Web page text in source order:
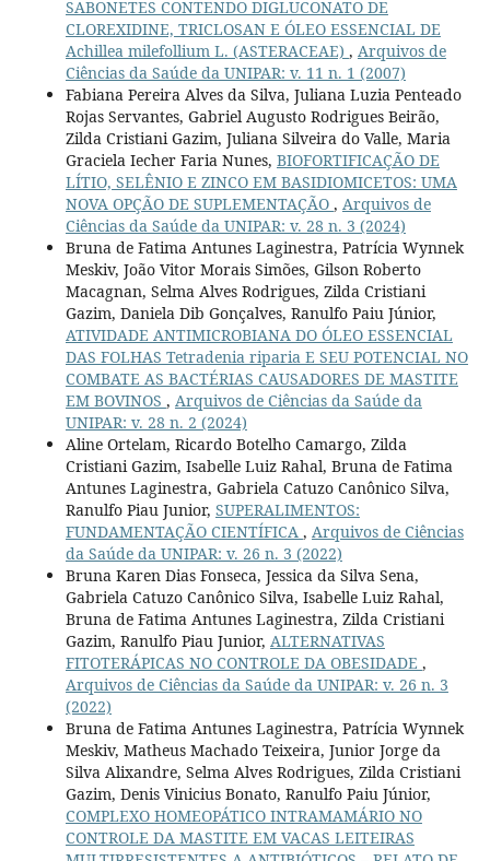
SABONETES CONTENDO DIGLUCONATO DE
CLOREXIDINE, TRICLOSAN E ÓLEO ESSENCIAL DE
Achillea milefollium L. (ASTERACEAE) , Arquivos de
Ciências da Saúde da UNIPAR: v. 11 n. 1 (2007)
Fabiana Pereira Alves da Silva, Juliana Luzia Penteado
Rojas Servantes, Gabriel Augusto Rodrigues Beirão,
Zilda Cristiani Gazim, Juliana Silveira do Valle, Maria
Graciela Iecher Faria Nunes, BIOFORTIFICAÇÃO DE
LÍTIO, SELÊNIO E ZINCO EM BASIDIOMICETOS: UMA
NOVA OPÇÃO DE SUPLEMENTAÇÃO , Arquivos de
Ciências da Saúde da UNIPAR: v. 28 n. 3 (2024)
Bruna de Fatima Antunes Laginestra, Patrícia Wynnek
Meskiv, João Vitor Morais Simões, Gilson Roberto
Macagnan, Selma Alves Rodrigues, Zilda Cristiani
Gazim, Daniela Dib Gonçalves, Ranulfo Paiu Júnior,
ATIVIDADE ANTIMICROBIANA DO ÓLEO ESSENCIAL
DAS FOLHAS Tetradenia riparia E SEU POTENCIAL NO
COMBATE AS BACTÉRIAS CAUSADORES DE MASTITE
EM BOVINOS , Arquivos de Ciências da Saúde da
UNIPAR: v. 28 n. 2 (2024)
Aline Ortelam, Ricardo Botelho Camargo, Zilda
Cristiani Gazim, Isabelle Luiz Rahal, Bruna de Fatima
Antunes Laginestra, Gabriela Catuzo Canônico Silva,
Ranulfo Piau Junior, SUPERALIMENTOS:
FUNDAMENTAÇÃO CIENTÍFICA , Arquivos de Ciências
da Saúde da UNIPAR: v. 26 n. 3 (2022)
Bruna Karen Dias Fonseca, Jessica da Silva Sena,
Gabriela Catuzo Canônico Silva, Isabelle Luiz Rahal,
Bruna de Fatima Antunes Laginestra, Zilda Cristiani
Gazim, Ranulfo Piau Junior, ALTERNATIVAS
FITOTERÁPICAS NO CONTROLE DA OBESIDADE ,
Arquivos de Ciências da Saúde da UNIPAR: v. 26 n. 3
(2022)
Bruna de Fatima Antunes Laginestra, Patrícia Wynnek
Meskiv, Matheus Machado Teixeira, Junior Jorge da
Silva Alixandre, Selma Alves Rodrigues, Zilda Cristiani
Gazim, Denis Vinicius Bonato, Ranulfo Paiu Júnior,
COMPLEXO HOMEOPÁTICO INTRAMAMÁRIO NO
CONTROLE DA MASTITE EM VACAS LEITEIRAS